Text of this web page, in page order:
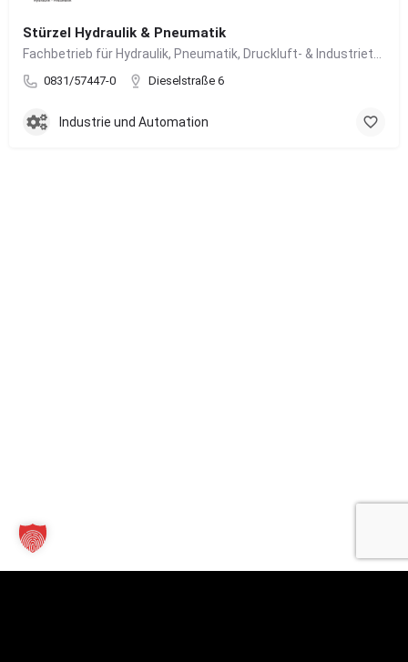
Stürzel Hydraulik & Pneumatik
0831/57447-0 Dieselstraße 6
Industrie und Automation